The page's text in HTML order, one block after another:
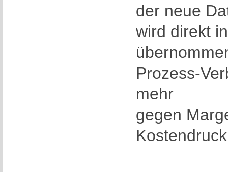
der neue
wird direkt
Prozess-
mehr
gegen